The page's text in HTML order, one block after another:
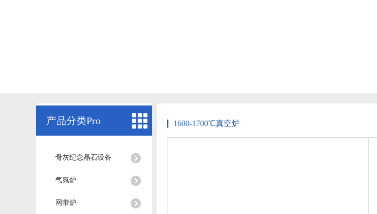
产品分类Pro
骨灰纪念晶石设备
气氛炉
网带炉
1600-1700℃真空炉